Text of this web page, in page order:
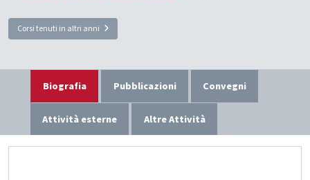
Corsi tenuti in altri anni
Biografia Pubblicazioni Convegni
Attività esterne Altre Attività